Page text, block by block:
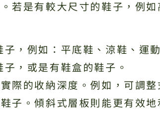
若是有較大尺寸的鞋子，例
，例如：平底鞋、涼鞋、運
，或是有鞋盒的鞋子。
際的收納深度。例如，可調
子。傾斜式層板則能更有效地